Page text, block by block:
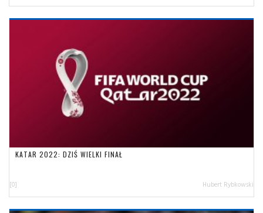
KATAR 2022: DZIŚ WIELKI FINAŁ
[0] Hubert Rybkowski